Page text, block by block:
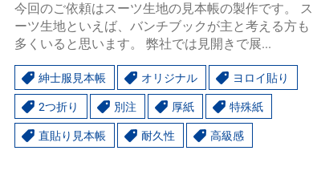
今回のご依頼はスーツ生地の見本帳の製作です。 ス
ーツ生地といえば、バンチブックが主と考える方も
多くいると思います。 弊社では見開きで展...
紳士服見本帳 オリジナル ヨロイ貼り
2つ折り 別注 厚紙 特殊紙
直貼り見本帳 耐久性 高級感